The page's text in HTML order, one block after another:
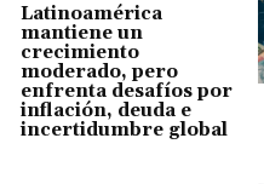
Latinoamérica
mantiene un
crecimiento
moderado, pero
enfrenta desafíos por
inflación, deuda e
incertidumbre global